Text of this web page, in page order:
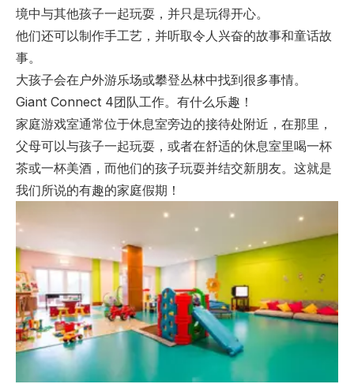
境中与其他孩子一起玩耍，并只是玩得开心。
他们还可以制作手工艺，并听取令人兴奋的故事和童话故
事。
大孩子会在户外游乐场或攀登丛林中找到很多事情。
Giant Connect 4团队工作。有什么乐趣！
家庭游戏室通常位于休息室旁边的接待处附近，在那里，
父母可以与孩子一起玩耍，或者在舒适的休息室里喝一杯
茶或一杯美酒，而他们的孩子玩耍并结交新朋友。这就是
我们所说的有趣的家庭假期！